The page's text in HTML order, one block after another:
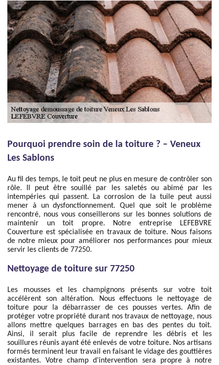
Pourquoi prendre soin de la toiture ? – Veneux
Les Sablons
Au fil des temps, le toit peut ne plus en mesure de contrôler son
rôle. Il peut être souillé par les saletés ou abimé par les
intempéries qui passent. La corrosion de la tuile peut aussi
mener à un dysfonctionnement. Quel que soit le problème
rencontré, nous vous conseillerons sur les bonnes solutions de
maintenir un toit propre. Notre entreprise LEFEBVRE
Couverture est spécialisée en travaux de toiture. Nous faisons
de notre mieux pour améliorer nos performances pour mieux
servir les clients de 77250.
Nettoyage de toiture sur 77250
Les mousses et les champignons présents sur votre toit
accélèrent son altération. Nous effectuons le nettoyage de
toiture pour la débarrasser de ces pousses vertes. Afin de
protéger votre propriété durant nos travaux de nettoyage, nous
allons mettre quelques barrages en bas des pentes du toit.
Ainsi, il serait plus facile de reprendre les débris et les
souillures réunis ayant été enlevés de votre toiture. Nos artisans
formés terminent leur travail en faisant le vidage des gouttières
existantes. Votre champ d’intervention sera propre à notre